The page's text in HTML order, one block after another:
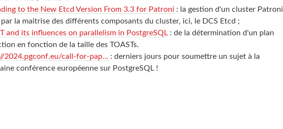
to the New Etcd Version From 3.3 for Patroni : la gestion d'un cluster Patroni
par la maitrise des différents composants du cluster, ici, le DCS Etcd ;
and its influences on parallelism in PostgreSQL: de la détermination d'un plan
en fonction de la taille des TOASTs.
2024.pgconf.eu/call-for-pap... : derniers jours pour soumettre un sujet à la
conférence européenne sur PostgreSQL !